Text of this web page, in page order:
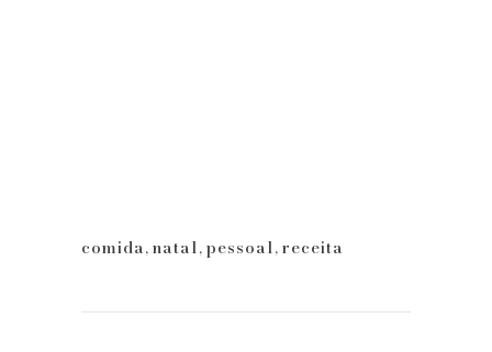
comida,natal,pessoal,receita